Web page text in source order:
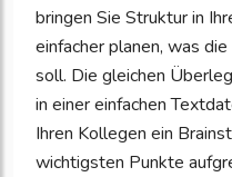
bringen Sie Struktur in
einfacher planen, was
soll. Die gleichen
in einer einfachen
Ihren Kollegen ein
wichtigsten Punkte